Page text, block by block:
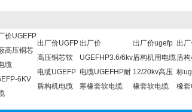
价UGEFP
高压铜芯
缆
6KV
出厂价UGFP
高压铜芯软
电缆UGEFP
盾构机电缆
出厂价
UGEFHP3.6/6kv
电缆UGEFHP耐
寒橡套软电缆
出厂价ugefp
盾构机用电缆
12/20kv高压
橡套软电缆
出
盾
标
橡